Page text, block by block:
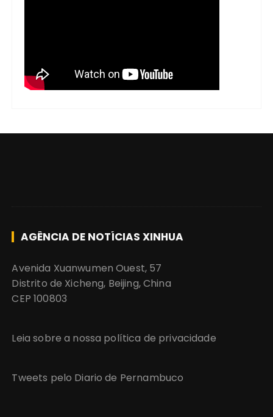
AGÊNCIA DE NOTÍCIAS XINHUA
Avenida Xuanwumen Ouest, 57
Distrito de Xicheng, Beijing, China
CEP 100803
Leia sobre a nossa política de privacidade
Tweets pelo Diario de Pernambuco